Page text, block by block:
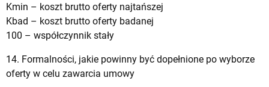
Kmin – koszt brutto oferty najtańszej
Kbad – koszt brutto oferty badanej
100 – współczynnik stały
14. Formalności, jakie powinny być dopełnione po wyborze
oferty w celu zawarcia umowy